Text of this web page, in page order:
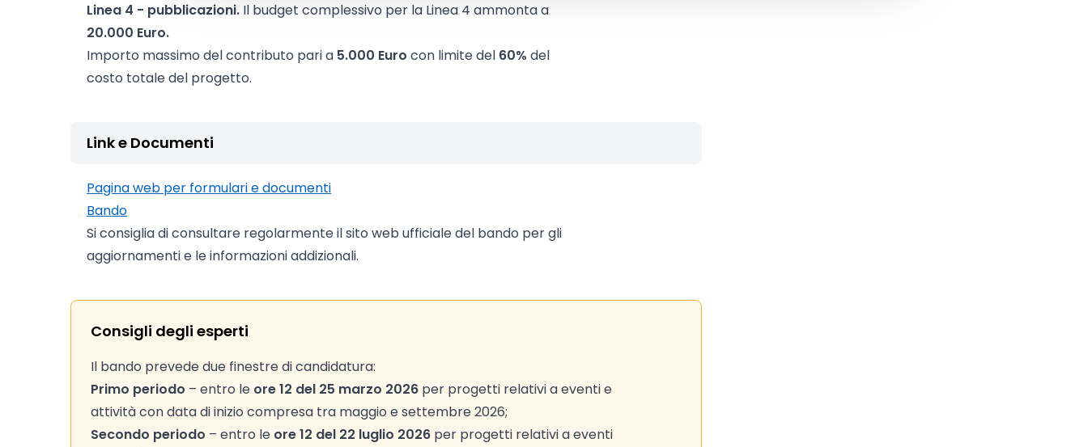
Linea 4 - pubblicazioni. Il budget complessivo per la Linea 4 ammonta a
20.000 Euro.
Importo massimo del contributo pari a 5.000 Euro con limite del 60% del
costo totale del progetto.
Link e Documenti
Pagina web per formulari e documenti
Bando
Si consiglia di consultare regolarmente il sito web ufficiale del bando per gli
aggiornamenti e le informazioni addizionali.
Consigli degli esperti
Il bando prevede due finestre di candidatura:
Primo periodo – entro le ore 12 del 25 marzo 2026 per progetti relativi a eventi e
attività con data di inizio compresa tra maggio e settembre 2026;
Secondo periodo – entro le ore 12 del 22 luglio 2026 per progetti relativi a eventi